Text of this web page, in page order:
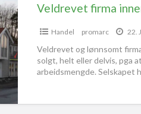
Handel promarc 22.
Veldrevet og lønnsomt
solgt, helt eller delvis, pga
arbeidsmengde. Selskapet